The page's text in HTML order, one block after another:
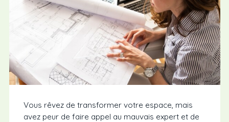
Vous rêvez de transformer votre espace, mais
avez peur de faire appel au mauvais expert et de